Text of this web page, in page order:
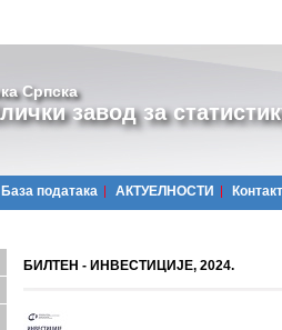
Српска
завод за
Базa података АКТУЕЛНОСТИ Контакт
БИЛТЕН - ИНВЕСТИЦИЈЕ, 2024.